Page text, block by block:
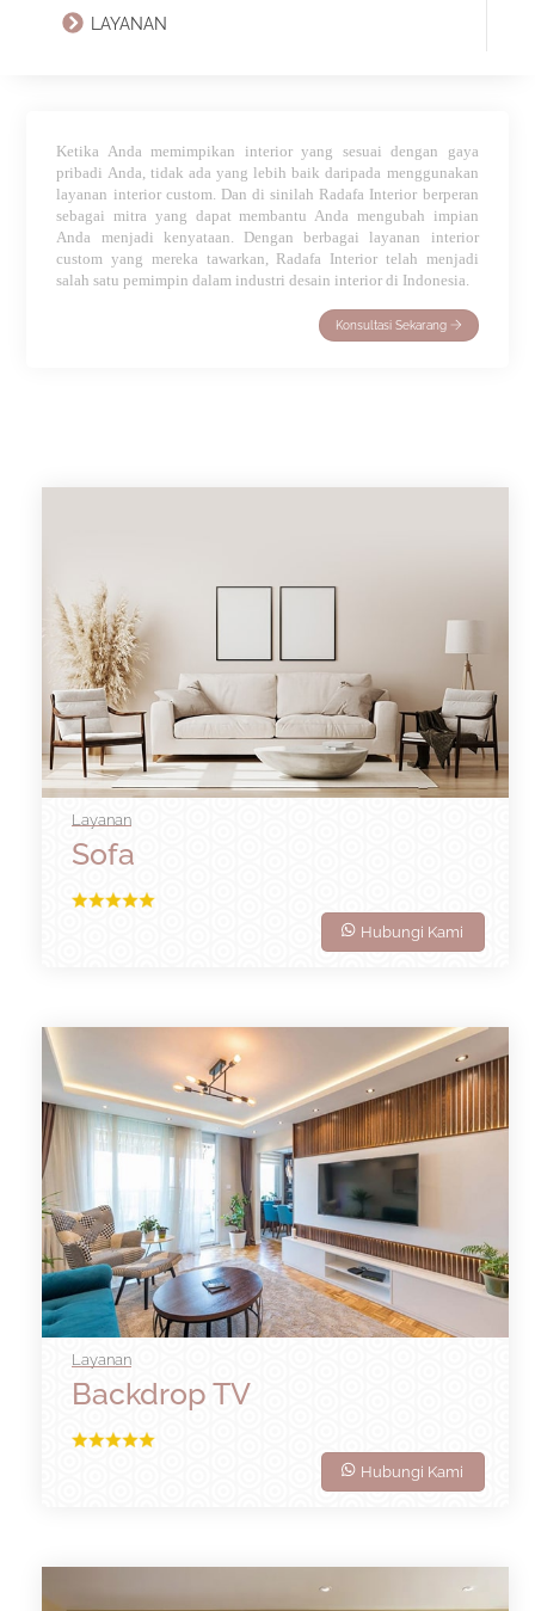
LAYANAN
Ketika Anda memimpikan interior yang sesuai dengan gaya
pribadi Anda, tidak ada yang lebih baik daripada menggunakan
layanan interior custom. Dan di sinilah Radafa Interior berperan
sebagai mitra yang dapat membantu Anda mengubah impian
Anda menjadi kenyataan. Dengan berbagai layanan interior
custom yang mereka tawarkan, Radafa Interior telah menjadi
salah satu pemimpin dalam industri desain interior di Indonesia.
Konsultasi Sekarang
Layanan
Sofa
Hubungi Kami
Layanan
Backdrop TV
Hubungi Kami